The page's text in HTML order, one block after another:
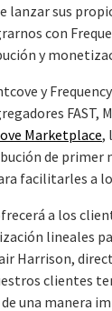
lanzar sus
con
y
y
FAST,
Marketplace,
de primer
facilitarles a
a los
lineales
Harrison,
clientes
una manera